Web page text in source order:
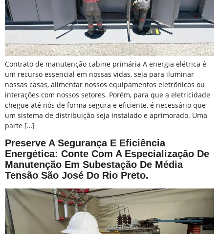
Contrato de manutenção cabine primária A energia elétrica é
um recurso essencial em nossas vidas, seja para iluminar
nossas casas, alimentar nossos equipamentos eletrônicos ou
interações com nossos setores. Porém, para que a eletricidade
chegue até nós de forma segura e eficiente, é necessário que
um sistema de distribuição seja instalado e aprimorado. Uma
parte […]
Preserve A Segurança E Eficiência
Energética: Conte Com A Especialização De
Manutenção Em Subestação De Média
Tensão São José Do Rio Preto.